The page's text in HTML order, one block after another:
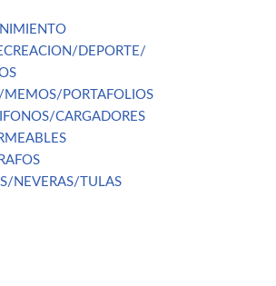
DEPORTE/
PORTAFOLIOS
CARGADORES
NEVERAS/TULAS